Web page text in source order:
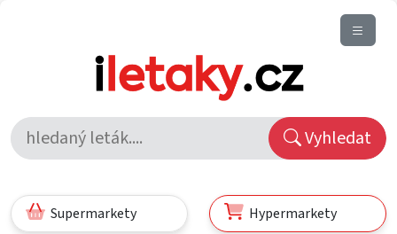
Vyhledat
Supermarkety Hypermarkety